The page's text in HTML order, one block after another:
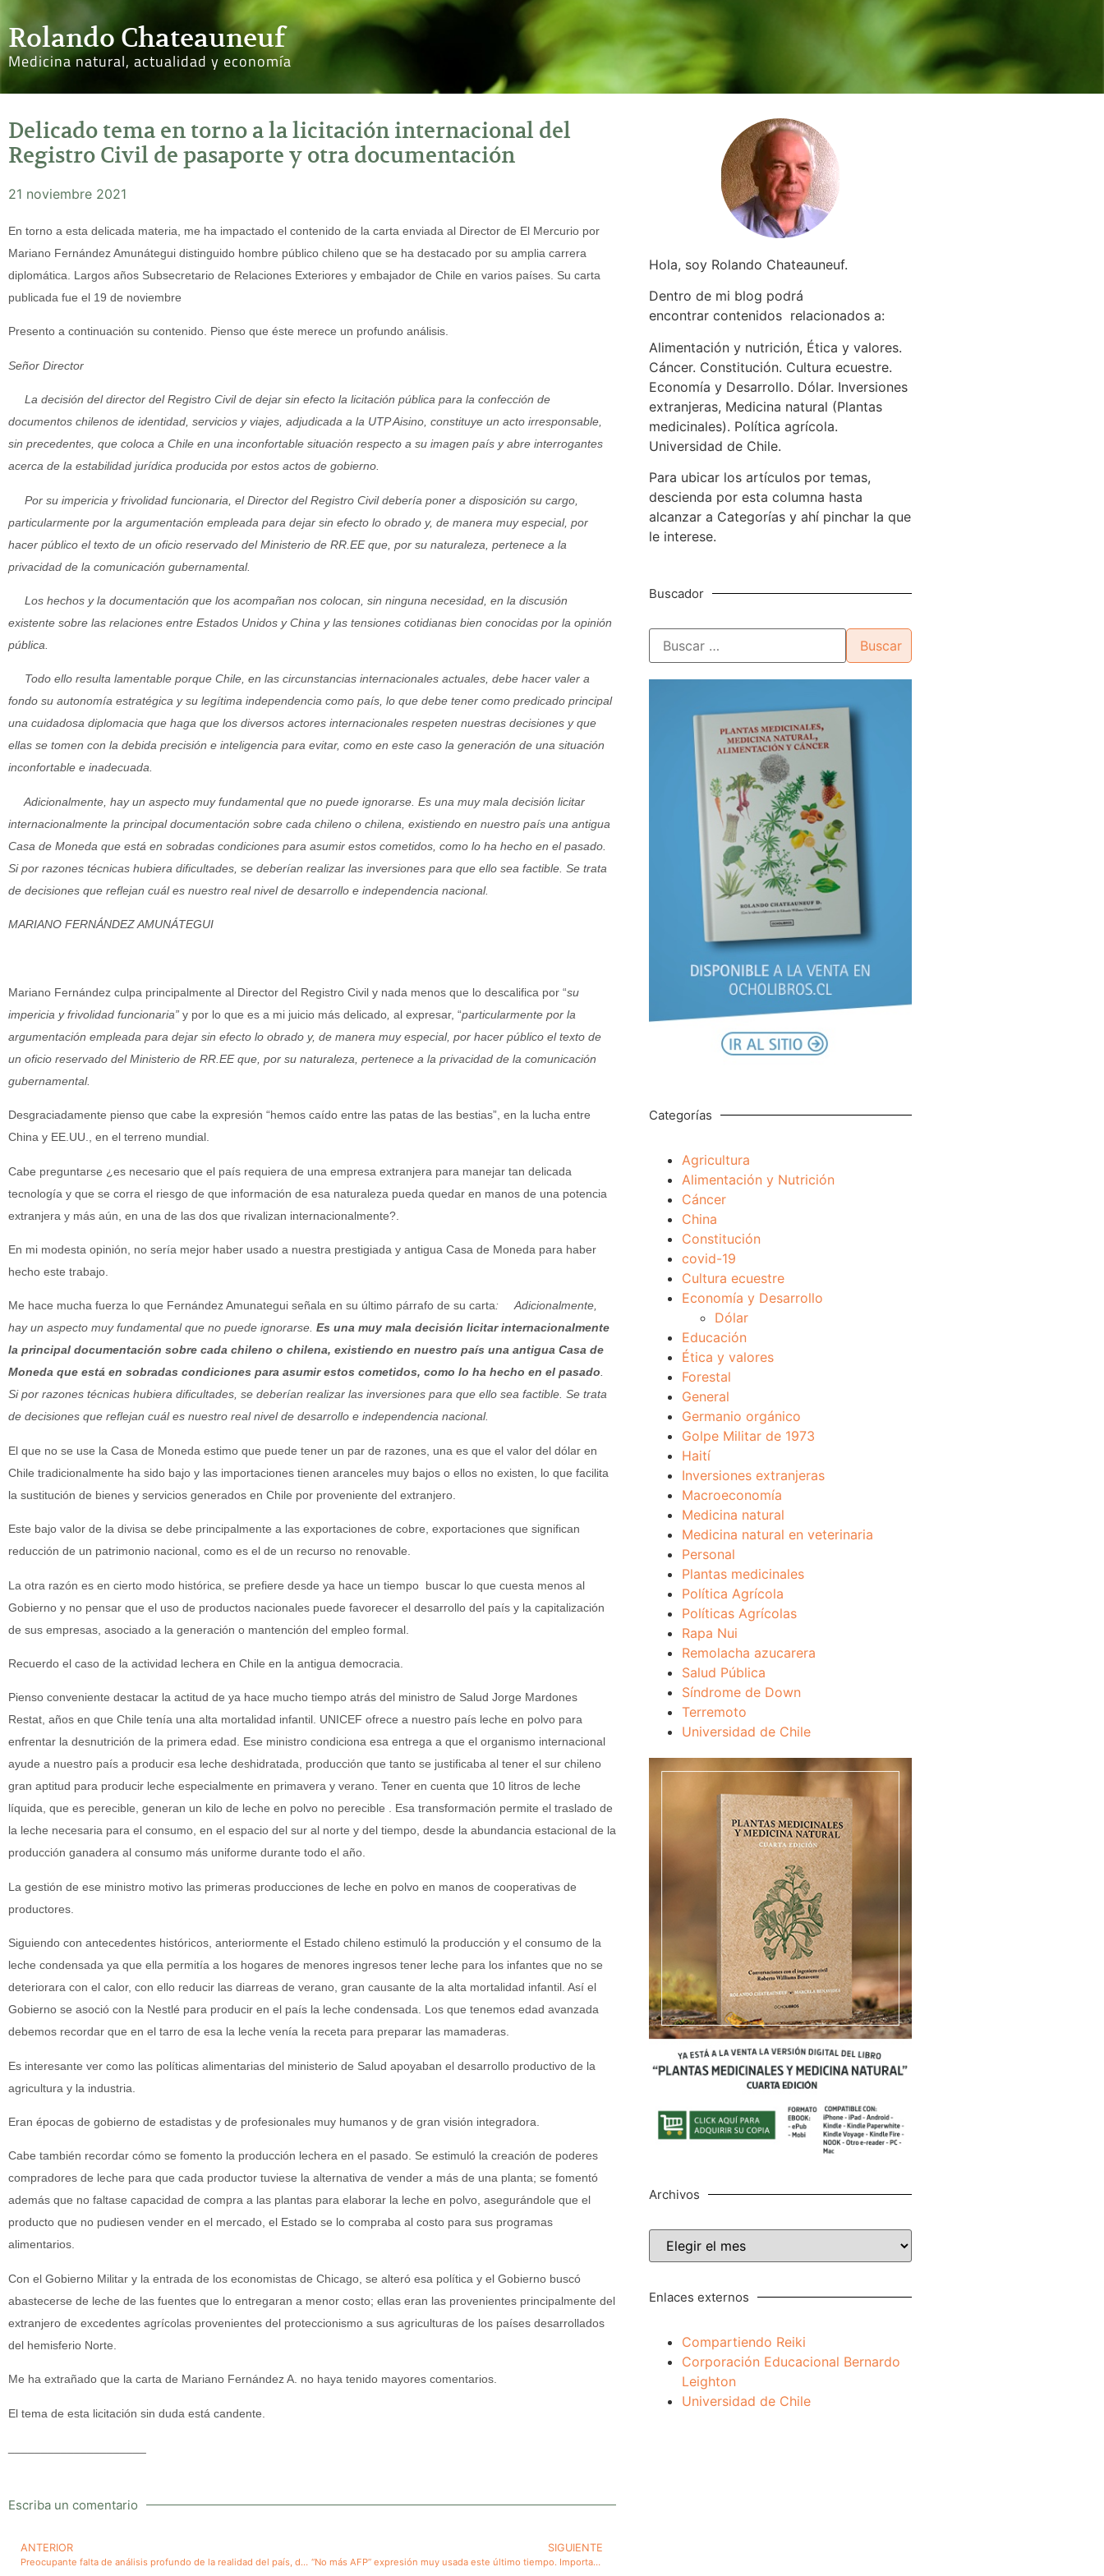
Rolando Chateauneuf
Medicina natural, actualidad y economía
Delicado tema en torno a la licitación internacional del
Registro Civil de pasaporte y otra documentación
21 noviembre 2021
En torno a esta delicada materia, me ha impactado el contenido de la carta enviada al Director de El Mercurio por
Mariano Fernández Amunátegui distinguido hombre público chileno que se ha destacado por su amplia carrera
diplomática. Largos años Subsecretario de Relaciones Exteriores y embajador de Chile en varios países. Su carta
publicada fue el 19 de noviembre
Presento a continuación su contenido. Pienso que éste merece un profundo análisis.
Señor Director
La decisión del director del Registro Civil de dejar sin efecto la licitación pública para la confección de
documentos chilenos de identidad, servicios y viajes, adjudicada a la UTP Aisino, constituye un acto irresponsable,
sin precedentes, que coloca a Chile en una inconfortable situación respecto a su imagen país y abre interrogantes
acerca de la estabilidad jurídica producida por estos actos de gobierno.
Por su impericia y frivolidad funcionaria, el Director del Registro Civil debería poner a disposición su cargo,
particularmente por la argumentación empleada para dejar sin efecto lo obrado y, de manera muy especial, por
hacer público el texto de un oficio reservado del Ministerio de RR.EE que, por su naturaleza, pertenece a la
privacidad de la comunicación gubernamental.
Los hechos y la documentación que los acompañan nos colocan, sin ninguna necesidad, en la discusión
existente sobre las relaciones entre Estados Unidos y China y las tensiones cotidianas bien conocidas por la opinión
pública.
Todo ello resulta lamentable porque Chile, en las circunstancias internacionales actuales, debe hacer valer a
fondo su autonomía estratégica y su legítima independencia como país, lo que debe tener como predicado principal
una cuidadosa diplomacia que haga que los diversos actores internacionales respeten nuestras decisiones y que
ellas se tomen con la debida precisión e inteligencia para evitar, como en este caso la generación de una situación
inconfortable e inadecuada.
Adicionalmente, hay un aspecto muy fundamental que no puede ignorarse. Es una muy mala decisión licitar
internacionalmente la principal documentación sobre cada chileno o chilena, existiendo en nuestro país una antigua
Casa de Moneda que está en sobradas condiciones para asumir estos cometidos, como lo ha hecho en el pasado.
Si por razones técnicas hubiera dificultades, se deberían realizar las inversiones para que ello sea factible. Se trata
de decisiones que reflejan cuál es nuestro real nivel de desarrollo e independencia nacional.
MARIANO FERNÁNDEZ AMUNÁTEGUI
Mariano Fernández culpa principalmente al Director del Registro Civil y nada menos que lo descalifica por “su
impericia y frivolidad funcionaria” y por lo que es a mi juicio más delicado al expresar, “particularmente por la
argumentación empleada para dejar sin efecto lo obrado y, de manera muy especial, por hacer público el texto de
un oficio reservado del Ministerio de RR.EE que, por su naturaleza, pertenece a la privacidad de la comunicación
gubernamental.
Desgraciadamente pienso que cabe la expresión “hemos caído entre las patas de las bestias”, en la lucha entre
China y EE.UU., en el terreno mundial.
Cabe preguntarse ¿es necesario que el país requiera de una empresa extranjera para manejar tan delicada
tecnología y que se corra el riesgo de que información de esa naturaleza pueda quedar en manos de una potencia
extranjera y más aún, en una de las dos que rivalizan internacionalmente?.
En mi modesta opinión, no sería mejor haber usado a nuestra prestigiada y antigua Casa de Moneda para haber
hecho este trabajo.
Me hace mucha fuerza lo que Fernández Amunategui señala en su último párrafo de su carta: Adicionalmente,
hay un aspecto muy fundamental que no puede ignorarse. Es una muy mala decisión licitar internacionalmente
la principal documentación sobre cada chileno o chilena, existiendo en nuestro país una antigua Casa de
Moneda que está en sobradas condiciones para asumir estos cometidos, como lo ha hecho en el pasado.
Si por razones técnicas hubiera dificultades, se deberían realizar las inversiones para que ello sea factible. Se trata
de decisiones que reflejan cuál es nuestro real nivel de desarrollo e independencia nacional.
El que no se use la Casa de Moneda estimo que puede tener un par de razones, una es que el valor del dólar en
Chile tradicionalmente ha sido bajo y las importaciones tienen aranceles muy bajos o ellos no existen, lo que facilita
la sustitución de bienes y servicios generados en Chile por proveniente del extranjero.
Este bajo valor de la divisa se debe principalmente a las exportaciones de cobre, exportaciones que significan
reducción de un patrimonio nacional, como es el de un recurso no renovable.
La otra razón es en cierto modo histórica, se prefiere desde ya hace un tiempo buscar lo que cuesta menos al
Gobierno y no pensar que el uso de productos nacionales puede favorecer el desarrollo del país y la capitalización
de sus empresas, asociado a la generación o mantención del empleo formal.
Recuerdo el caso de la actividad lechera en Chile en la antigua democracia.
Pienso conveniente destacar la actitud de ya hace mucho tiempo atrás del ministro de Salud Jorge Mardones
Restat, años en que Chile tenía una alta mortalidad infantil. UNICEF ofrece a nuestro país leche en polvo para
enfrentar la desnutrición de la primera edad. Ese ministro condiciona esa entrega a que el organismo internacional
ayude a nuestro país a producir esa leche deshidratada, producción que tanto se justificaba al tener el sur chileno
gran aptitud para producir leche especialmente en primavera y verano. Tener en cuenta que 10 litros de leche
líquida, que es perecible, generan un kilo de leche en polvo no perecible . Esa transformación permite el traslado de
la leche necesaria para el consumo, en el espacio del sur al norte y del tiempo, desde la abundancia estacional de la
producción ganadera al consumo más uniforme durante todo el año.
La gestión de ese ministro motivo las primeras producciones de leche en polvo en manos de cooperativas de
productores.
Siguiendo con antecedentes históricos, anteriormente el Estado chileno estimuló la producción y el consumo de la
leche condensada ya que ella permitía a los hogares de menores ingresos tener leche para los infantes que no se
deteriorara con el calor, con ello reducir las diarreas de verano, gran causante de la alta mortalidad infantil. Así el
Gobierno se asoció con la Nestlé para producir en el país la leche condensada. Los que tenemos edad avanzada
debemos recordar que en el tarro de esa la leche venía la receta para preparar las mamaderas.
Es interesante ver como las políticas alimentarias del ministerio de Salud apoyaban el desarrollo productivo de la
agricultura y la industria.
Eran épocas de gobierno de estadistas y de profesionales muy humanos y de gran visión integradora.
Cabe también recordar cómo se fomento la producción lechera en el pasado. Se estimuló la creación de poderes
compradores de leche para que cada productor tuviese la alternativa de vender a más de una planta; se fomentó
además que no faltase capacidad de compra a las plantas para elaborar la leche en polvo, asegurándole que el
producto que no pudiesen vender en el mercado, el Estado se lo compraba al costo para sus programas
alimentarios.
Con el Gobierno Militar y la entrada de los economistas de Chicago, se alteró esa política y el Gobierno buscó
abastecerse de leche de las fuentes que lo entregaran a menor costo; ellas eran las provenientes principalmente del
extranjero de excedentes agrícolas provenientes del proteccionismo a sus agriculturas de los países desarrollados
del hemisferio Norte.
Me ha extrañado que la carta de Mariano Fernández A. no haya tenido mayores comentarios.
El tema de esta licitación sin duda está candente.
Escriba un comentario
ANTERIOR
Preocupante falta de análisis profundo de la realidad del país, de sus grandes problemas y de sus causas por parte de los planteamientos de los candidatos presidenciales
SIGUIENTE
“No más AFP” expresión muy usada este último tiempo. Importancia del tema previsional para jubilar y análisis de proposiciones para un nuevo sistema
Hola, soy Rolando Chateauneuf.
Dentro de mi blog podrá
encontrar contenidos relacionados a:
Alimentación y nutrición, Ética y valores.
Cáncer. Constitución. Cultura ecuestre.
Economía y Desarrollo. Dólar. Inversiones
extranjeras, Medicina natural (Plantas
medicinales). Política agrícola.
Universidad de Chile.
Para ubicar los artículos por temas,
descienda por esta columna hasta
alcanzar a Categorías y ahí pinchar la que
le interese.
Buscador
Categorías
Agricultura
Alimentación y Nutrición
Cáncer
China
Constitución
covid-19
Cultura ecuestre
Economía y Desarrollo
Dólar
Educación
Ética y valores
Forestal
General
Germanio orgánico
Golpe Militar de 1973
Haití
Inversiones extranjeras
Macroeconomía
Medicina natural
Medicina natural en veterinaria
Personal
Plantas medicinales
Política Agrícola
Políticas Agrícolas
Rapa Nui
Remolacha azucarera
Salud Pública
Síndrome de Down
Terremoto
Universidad de Chile
Archivos
Enlaces externos
Compartiendo Reiki
Corporación Educacional Bernardo
Leighton
Universidad de Chile